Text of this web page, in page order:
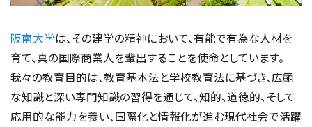
阪南大学は、その建学の精神において、有能で有為な人材を
育て、真の国際商業人を輩出することを使命としています。
我々の教育目的は、教育基本法と学校教育法に基づき、広範
な知識と深い専門知識の習得を通じて、知的、道徳的、そして
応用的な能力を養い、国際化と情報化が進む現代社会で活躍